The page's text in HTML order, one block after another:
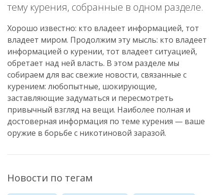
тему курения, собранные в одном разделе.
Хорошо известно: кто владеет информацией, тот
владеет миром. Продолжим эту мысль: кто владеет
информацией о курении, тот владеет ситуацией,
обретает над ней власть. В этом разделе мы
собираем для вас свежие новости, связанные с
курением: любопытные, шокирующие,
заставляющие задуматься и пересмотреть
привычный взгляд на вещи. Наиболее полная и
достоверная информация по теме курения — ваше
оружие в борьбе с никотиновой заразой.
Новости по тегам